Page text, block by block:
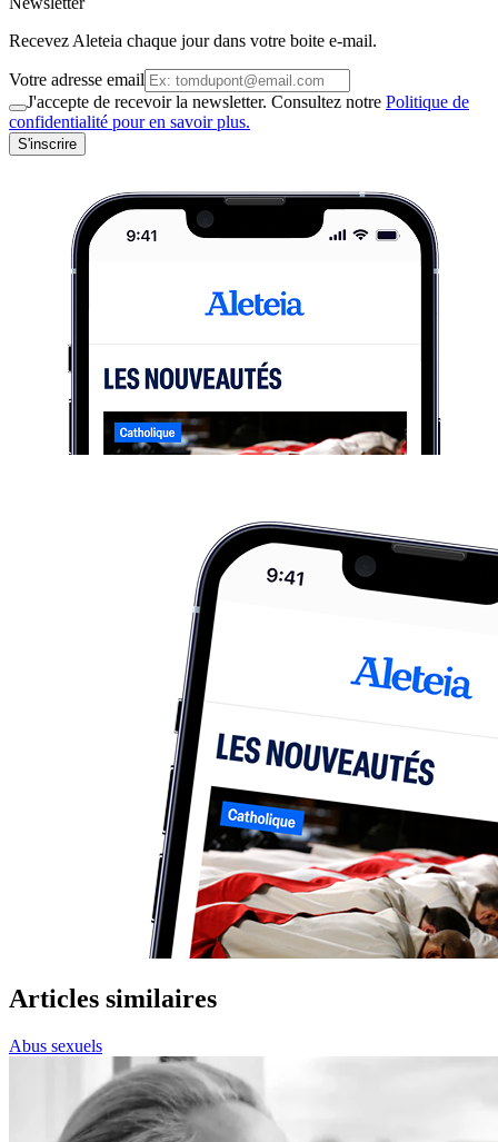
Recevez Aleteia chaque jour dans votre boite e-mail.
Votre adresse email
J'accepte de recevoir la newsletter. Consultez notre Politique de
confidentialité pour en savoir plus.
S'inscrire
Articles similaires
Abus sexuels